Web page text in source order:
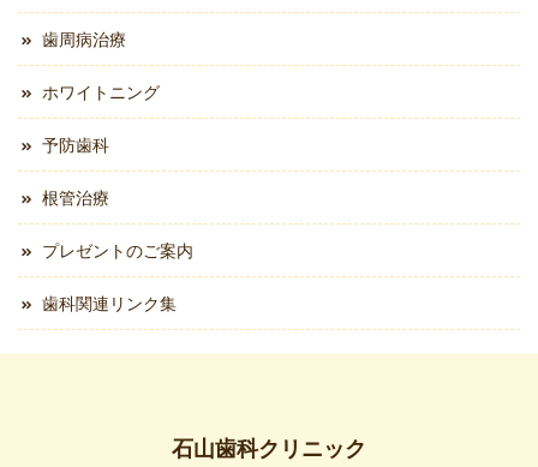
歯周病治療
ホワイトニング
予防歯科
根管治療
プレゼントのご案内
歯科関連リンク集
石山歯科クリニック